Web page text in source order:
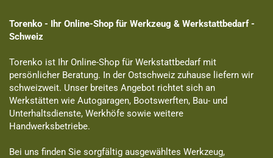
Torenko - Ihr Online-Shop für Werkzeug & Werkstattbedarf -
Schweiz
Torenko ist Ihr Online-Shop für Werkstattbedarf mit
persönlicher Beratung. In der Ostschweiz zuhause liefern wir
schweizweit. Unser breites Angebot richtet sich an
Werkstätten wie Autogaragen, Bootswerften, Bau- und
Unterhaltsdienste, Werkhöfe sowie weitere
Handwerksbetriebe.
Bei uns finden Sie sorgfältig ausgewähltes Werkzeug,